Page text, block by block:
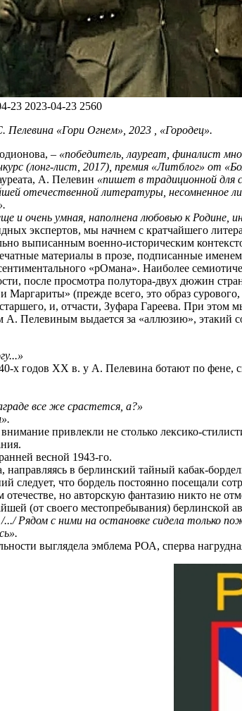
23 2023-04-23 2560
«Гори Огнем», 2023 , «Городец».
– «победитель, лауреат, финалист
(лонг-лист, 2017), премия «Литблог» от
А. Пелевин «пишет в традиционной для
отечественной литературы, несомненное
и очень умная, наполнена любовью к
экспертов, мы начнем с кратчайшего
выписанным военно-историческим
материалы в прозе, подписанные
«рОмана». Наиболее
после просмотра полутора-двух дюжин
Маргариты» (прежде всего, это образ
и, отчасти, Зуфара Гареева. При
А. Пелевиным выдается за «аллюзию», этакий
х годов ХХ в. у А. Пелевина ботают по фене,
все же срастется, а?»
привлекли не столько лексико-
весной 1943-го.
направляясь в берлинский тайный кабак-
следует, что бордель постоянно посещали
но авторскую фантазию никто не
(от своего местопребывания) берлинской
Рядом с ними на остановке сидела только
выглядела эмблема РОА, сперва